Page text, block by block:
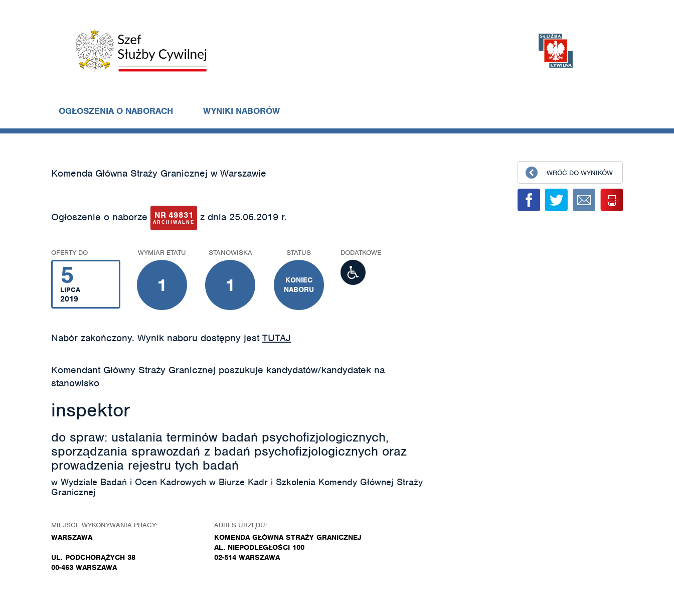
OGŁOSZENIA O NABORACH WYNIKI NABORÓW
Komenda Główna Straży Granicznej w Warszawie
Ogłoszenie o naborze NR 49831
ARCHIWALNE z dnia 25.06.2019 r.
OFERTY DO
5
LIPCA
2019
WYMIAR ETATU
1
STANOWISKA
1
STATUS
KONIEC
NABORU
DODATKOWE
Nabór zakończony. Wynik naboru dostępny jest TUTAJ
Komendant Główny Straży Granicznej poszukuje kandydatów/kandydatek na
stanowisko
inspektor
do spraw: ustalania terminów badań psychofizjologicznych,
sporządzania sprawozdań z badań psychofizjologicznych oraz
prowadzenia rejestru tych badań
w Wydziale Badań i Ocen Kadrowych w Biurze Kadr i Szkolenia Komendy Głównej Straży
Granicznej
MIEJSCE WYKONYWANIA PRACY:
WARSZAWA
UL. PODCHORĄŻYCH 38
00-463 WARSZAWA
ADRES URZĘDU:
KOMENDA GŁÓWNA STRAŻY GRANICZNEJ
AL. NIEPODLEGŁOŚCI 100
02-514 WARSZAWA
WRÓĆ DO WYNIKÓW